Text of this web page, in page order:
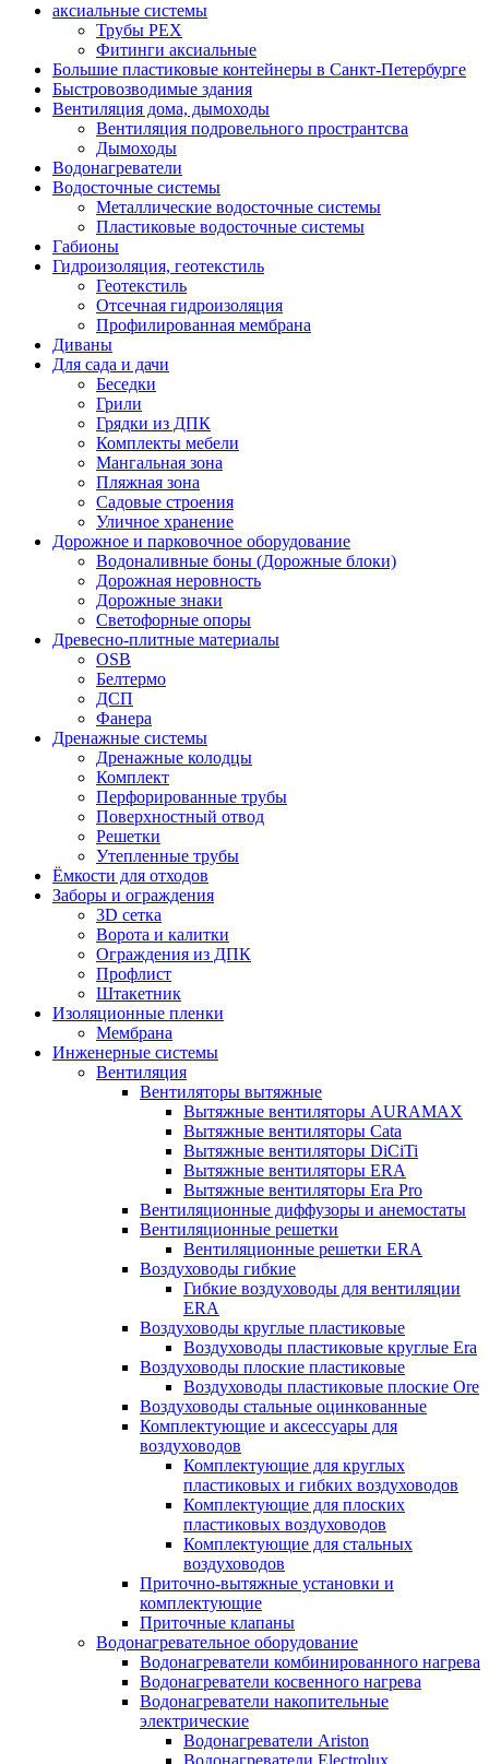
аксиальные системы
Трубы PEX
Фитинги аксиальные
Большие пластиковые контейнеры в Санкт-Петербурге
Быстровозводимые здания
Вентиляция дома, дымоходы
Вентиляция подровельного пространтсва
Дымоходы
Водонагреватели
Водосточные системы
Металлические водосточные системы
Пластиковые водосточные системы
Габионы
Гидроизоляция, геотекстиль
Геотекстиль
Отсечная гидроизоляция
Профилированная мембрана
Диваны
Для сада и дачи
Беседки
Грили
Грядки из ДПК
Комплекты мебели
Мангальная зона
Пляжная зона
Садовые строения
Уличное хранение
Дорожное и парковочное оборудование
Водоналивные боны (Дорожные блоки)
Дорожная неровность
Дорожные знаки
Светофорные опоры
Древесно-плитные материалы
OSB
Белтермо
ДСП
Фанера
Дренажные системы
Дренажные колодцы
Комплект
Перфорированные трубы
Поверхностный отвод
Решетки
Утепленные трубы
Ёмкости для отходов
Заборы и ограждения
3D сетка
Ворота и калитки
Ограждения из ДПК
Профлист
Штакетник
Изоляционные пленки
Мембрана
Инженерные системы
Вентиляция
Вентиляторы вытяжные
Вытяжные вентиляторы AURAMAX
Вытяжные вентиляторы Cata
Вытяжные вентиляторы DiCiTi
Вытяжные вентиляторы ERA
Вытяжные вентиляторы Era Pro
Вентиляционные диффузоры и анемостаты
Вентиляционные решетки
Вентиляционные решетки ERA
Воздуховоды гибкие
Гибкие воздуховоды для вентиляции
ERA
Воздуховоды круглые пластиковые
Воздуховоды пластиковые круглые Era
Воздуховоды плоские пластиковые
Воздуховоды пластиковые плоские Ore
Воздуховоды стальные оцинкованные
Комплектующие и аксессуары для
воздуховодов
Комплектующие для круглых
пластиковых и гибких воздуховодов
Комплектующие для плоских
пластиковых воздуховодов
Комплектующие для стальных
воздуховодов
Приточно-вытяжные установки и
комплектующие
Приточные клапаны
Водонагревательное оборудование
Водонагреватели комбинированного нагрева
Водонагреватели косвенного нагрева
Водонагреватели накопительные
электрические
Водонагреватели Ariston